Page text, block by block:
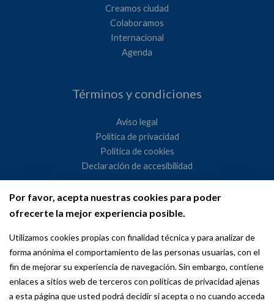
Por favor, acepta nuestras cookies para poder
ofrecerte la mejor experiencia posible.
Utilizamos cookies propias con finalidad técnica y para analizar de
forma anónima el comportamiento de las personas usuarias, con el
fin de mejorar su experiencia de navegación. Sin embargo, contiene
enlaces a sitios web de terceros con políticas de privacidad ajenas
a esta página que usted podrá decidir si acepta o no cuando acceda
Creamos ciudad
Colaboramos
Internacional
Agenda
Términos y condiciones
Aviso legal
Política de privacidad
Política de cookies
Declaración de accesibilidad
Ayuntamiento de Madrid
WeMadrid es un sitio web del Ayuntamiento de Madrid
dedicado a las relaciones institucionales y la actividad
internacional del Alcalde. ​